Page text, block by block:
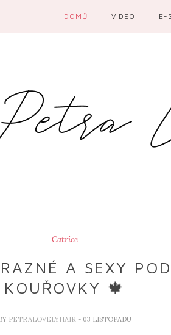
DOMŮ VIDEO E-
Catrice
A SEXY
KOUŘOVKY 🍁
PETRALOVELYHAIR - 03 LISTOPADU